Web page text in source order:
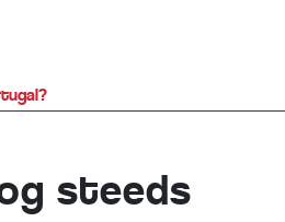
steeds